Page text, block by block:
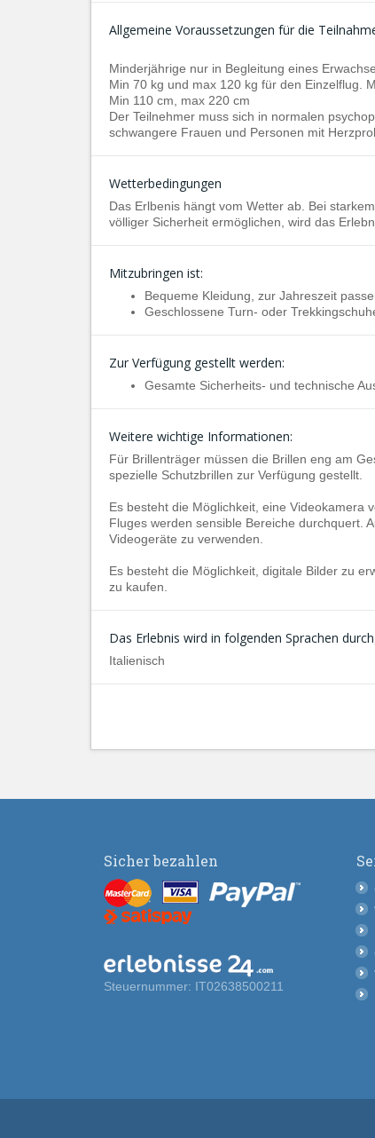
Allgemeine Voraussetzungen für die
Minderjährige nur in Begleitung eines
Min 70 kg und max 120 kg für den Einzelflug.
Min 110 cm, max 220 cm
Der Teilnehmer muss sich in normalen
schwangere Frauen und Personen mit
Wetterbedingungen
Das Erlbenis hängt vom Wetter ab. Bei
völliger Sicherheit ermöglichen, wird das
Mitzubringen ist:
Bequeme Kleidung, zur Jahreszeit
Geschlossene Turn- oder
Zur Verfügung gestellt werden:
Gesamte Sicherheits- und technische
Weitere wichtige Informationen:
Für Brillenträger müssen die Brillen eng am
spezielle Schutzbrillen zur Verfügung gestellt.
Es besteht die Möglichkeit, eine Videokamera
Fluges werden sensible Bereiche durchquert.
Videogeräte zu verwenden.
Es besteht die Möglichkeit, digitale Bilder zu
zu kaufen.
Das Erlebnis wird in folgenden Sprachen
Italienisch
Sicher bezahlen
Steuernummer: IT02638500211